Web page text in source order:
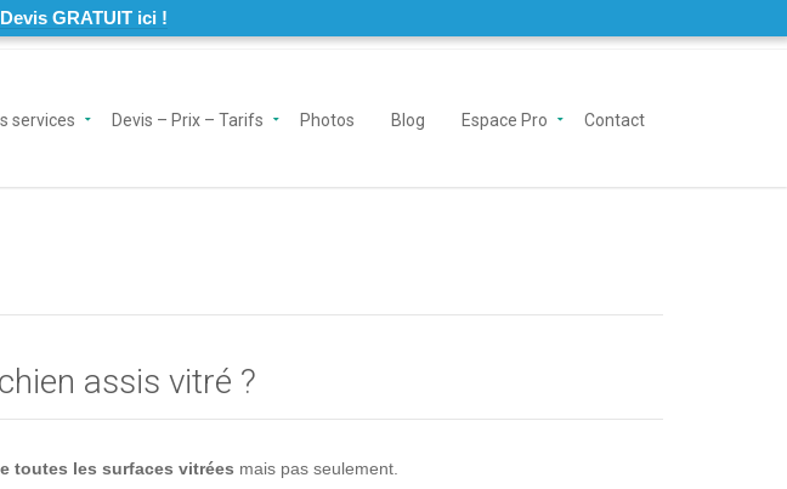
GRATUIT ici !
services Devis – Prix – Tarifs Photos Blog Espace Pro Contact
assis vitré ?
toutes les surfaces vitrées mais pas seulement.